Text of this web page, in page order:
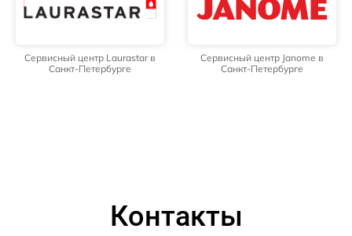
Сервисный центр Laurastar в
Санкт-Петербурге
Сервисный центр Janome в
Санкт-Петербурге
Контакты